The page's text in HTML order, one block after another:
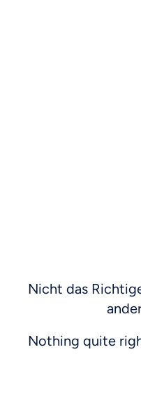
Nicht das
Nothing quite